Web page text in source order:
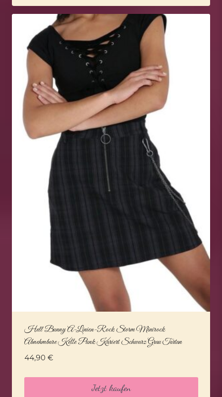
Hell Bunny A-Linien-Rock Storm Minirock
Abnehmbare Kette Punk Kariert Schwarz Grau Tartan
44,90 €
Jetzt kaufen